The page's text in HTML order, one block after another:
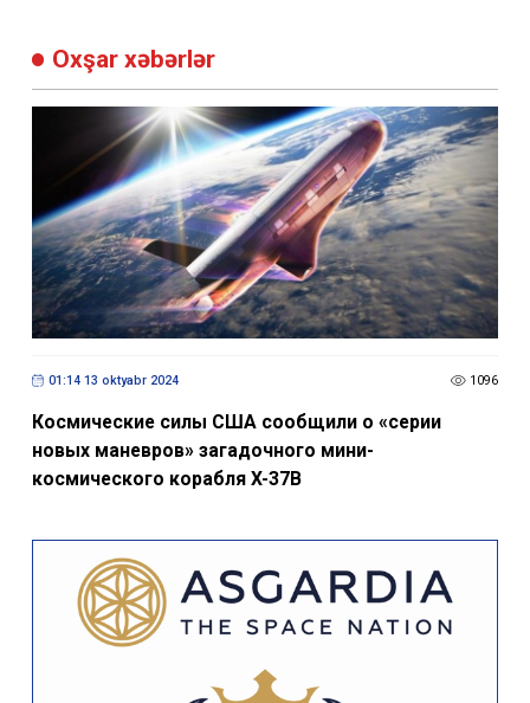
Oxşar xəbərlər
01:14 13 oktyabr 2024 1096
Космические силы США сообщили о «серии
новых маневров» загадочного мини-
космического корабля X-37B